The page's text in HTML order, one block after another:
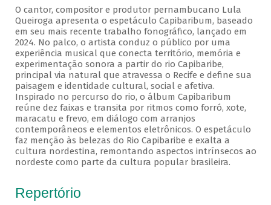
O cantor, compositor e produtor pernambucano Lula
Queiroga apresenta o espetáculo Capibaribum, baseado
em seu mais recente trabalho fonográfico, lançado em
2024. No palco, o artista conduz o público por uma
experiência musical que conecta território, memória e
experimentação sonora a partir do rio Capibaribe,
principal via natural que atravessa o Recife e define sua
paisagem e identidade cultural, social e afetiva.
Inspirado no percurso do rio, o álbum Capibaribum
reúne dez faixas e transita por ritmos como forró, xote,
maracatu e frevo, em diálogo com arranjos
contemporâneos e elementos eletrônicos. O espetáculo
faz menção às belezas do Rio Capibaribe e exalta a
cultura nordestina, remontando aspectos intrínsecos ao
nordeste como parte da cultura popular brasileira.
Repertório